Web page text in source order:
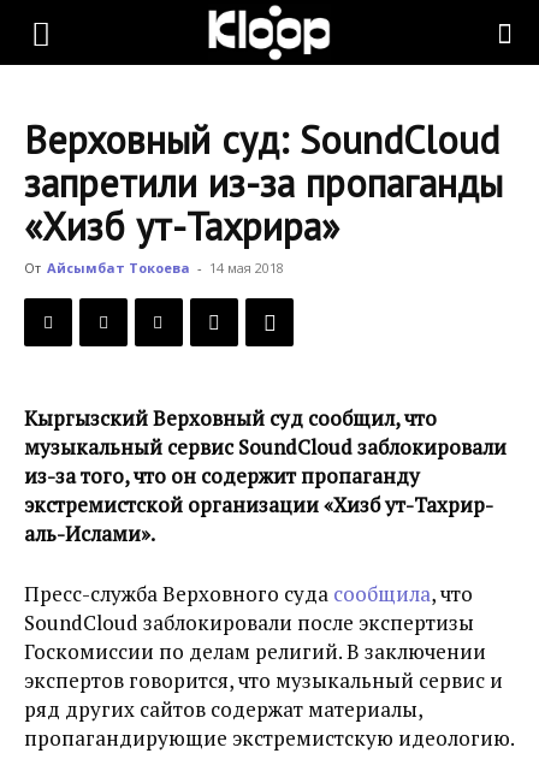
KLOOP.KG
Новости
Кыргызстана
Верховный суд: SoundCloud
запретили из-за пропаганды
«Хизб ут-Тахрира»
От Айсымбат Токоева - 14 мая 2018
Кыргызский Верховный суд сообщил, что
музыкальный сервис SoundCloud заблокировали
из-за того, что он содержит пропаганду
экстремистской организации «Хизб ут-Тахрир-
аль-Ислами».
Пресс-служба Верховного суда сообщила, что
SoundCloud заблокировали после экспертизы
Госкомиссии по делам религий. В заключении
экспертов говорится, что музыкальный сервис и
ряд других сайтов содержат материалы,
пропагандирующие экстремистскую идеологию.